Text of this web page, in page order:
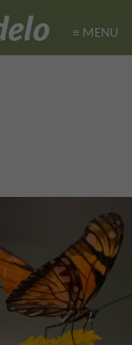
≡ MENU
≡ MENU